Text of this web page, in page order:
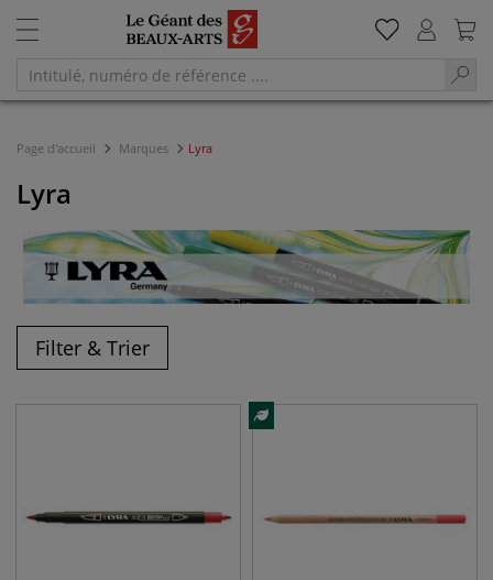
Page d'accueil Marques Lyra
Lyra
Filter & Trier